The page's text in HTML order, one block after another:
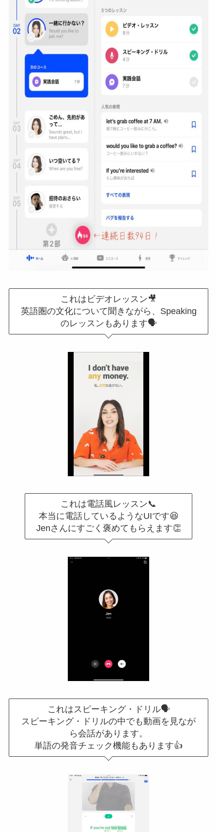
これはビデオレッスン🎥
英語圏の文化について聞きながら、Speaking
のレッスンもあります🗣
これは電話風レッスン📞
本当に電話しているようなUIです😆
Jenさんにすごく褒めてもらえます👏
これはスピーキング・ドリル🗣
スピーキング・ドリルの中でも動画を見なが
ら会話があります。
単語の発音チェック機能もあります👍